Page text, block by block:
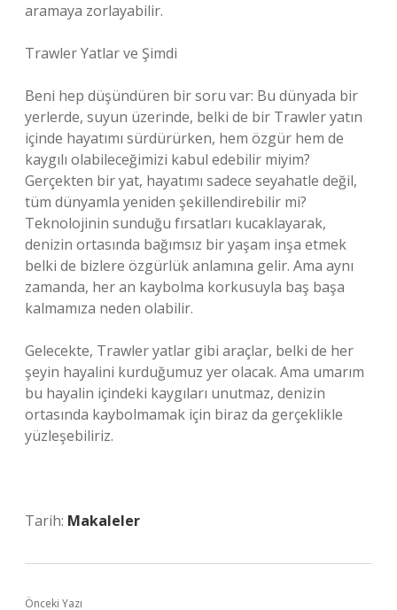
aramaya zorlayabilir.
Trawler Yatlar ve Şimdi
Beni hep düşündüren bir soru var: Bu dünyada bir
yerlerde, suyun üzerinde, belki de bir Trawler yatın
içinde hayatımı sürdürürken, hem özgür hem de
kaygılı olabileceğimizi kabul edebilir miyim?
Gerçekten bir yat, hayatımı sadece seyahatle değil,
tüm dünyamla yeniden şekillendirebilir mi?
Teknolojinin sunduğu fırsatları kucaklayarak,
denizin ortasında bağımsız bir yaşam inşa etmek
belki de bizlere özgürlük anlamına gelir. Ama aynı
zamanda, her an kaybolma korkusuyla baş başa
kalmamıza neden olabilir.
Gelecekte, Trawler yatlar gibi araçlar, belki de her
şeyin hayalini kurduğumuz yer olacak. Ama umarım
bu hayalin içindeki kaygıları unutmaz, denizin
ortasında kaybolmamak için biraz da gerçeklikle
yüzleşebiliriz.
Tarih: Makaleler
Önceki Yazı